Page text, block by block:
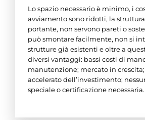
Lo spazio necessario è minimo, i
avviamento sono ridotti, la
portante, non servono pareti o
può smontare facilmente, non si
strutture già esistenti e oltre a
diversi vantaggi: bassi costi di
manutenzione; mercato in
accelerato dell’investimento;
speciale o certificazione necessaria.